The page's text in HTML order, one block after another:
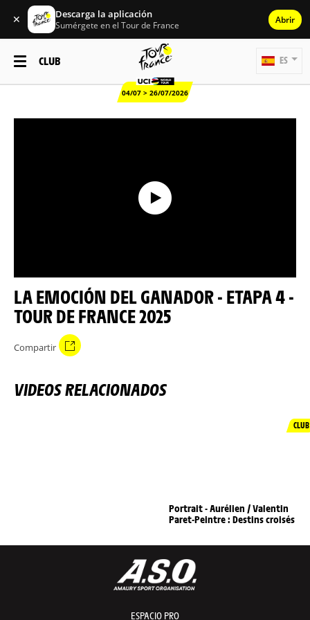
✕ Descarga la aplicación
Sumérgete en el Tour de France Abrir
CLUB
04/07 > 26/07/2026
ES
LA EMOCIÓN DEL GANADOR - ETAPA 4 -
TOUR DE FRANCE 2025
Compartir
VIDEOS RELACIONADOS
CLUB
Portrait - Aurélien / Valentin
Paret-Peintre : Destins croisés
ESPACIO PRO